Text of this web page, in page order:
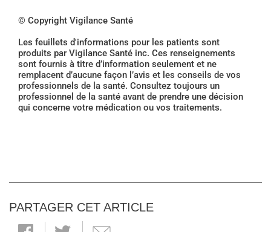
© Copyright Vigilance Santé
Les feuillets d'informations pour les patients sont
produits par Vigilance Santé inc. Ces renseignements
sont fournis à titre d’information seulement et ne
remplacent d’aucune façon l’avis et les conseils de vos
professionnels de la santé. Consultez toujours un
professionnel de la santé avant de prendre une décision
qui concerne votre médication ou vos traitements.
PARTAGER CET ARTICLE